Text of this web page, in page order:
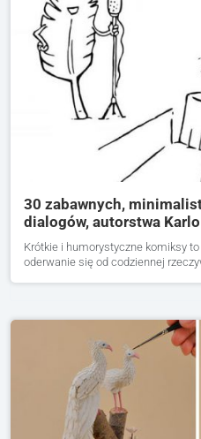
30 zabawnych,
dialogów, autorstwa
Krótkie i humorystyczne komiksy
oderwanie się od codziennej